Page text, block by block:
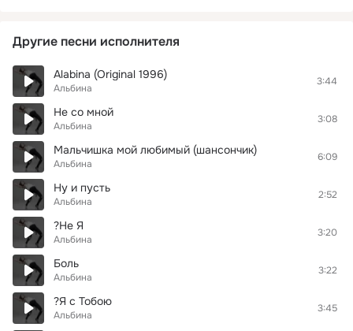
Другие песни исполнителя
Alabina (Original 1996)
Альбина
3:44
Не со мной
Альбина
3:08
Мальчишка мой любимый (шансончик)
Альбина
6:09
Ну и пусть
Альбина
2:52
?Не Я
Альбина
3:20
Боль
Альбина
3:22
?Я с Тобою
Альбина
3:45